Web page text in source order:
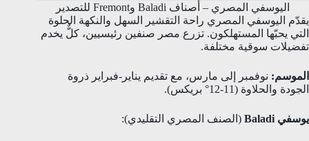
اليوسفي المصري – أصناف Baladi وFremont للتصدير
يقدّم اليوسفي المصري راحة التقشير السهل والنكهة الحلوة
التي يحبّها المستهلكون. تزرع مصر صنفين رئيسيين، كلٌّ يخدم
تفضيلات سوقية مختلفة.
الموسم: نوفمبر إلى مارس، مع تقديم يناير-فبراير ذروة
الجودة والحلاوة (11-12° بريكس).
يوسفي Baladi (الصنف المصري التقليدي):